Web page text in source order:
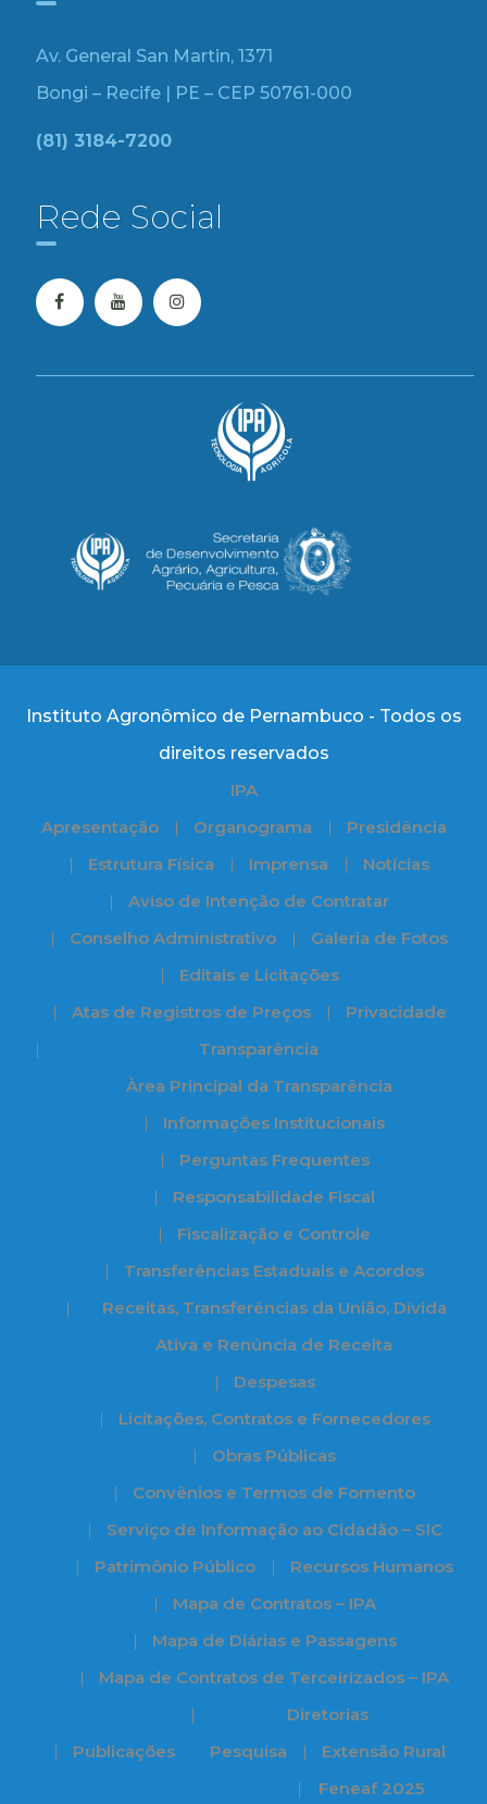
Av. General San Martin, 1371
Bongi – Recife | PE – CEP 50761-000
(81) 3184-7200
Rede Social
Instituto Agronômico de Pernambuco - Todos os
direitos reservados
IPA
Apresentação
Organograma
Presidência
Estrutura Física
Imprensa
Notícias
Aviso de Intenção de Contratar
Conselho Administrativo
Galeria de Fotos
Editais e Licitações
Atas de Registros de Preços
Privacidade
Transparência
Àrea Principal da Transparência
Informações Institucionais
Perguntas Frequentes
Responsabilidade Fiscal
Fiscalização e Controle
Transferências Estaduais e Acordos
Receitas, Transferências da União, Dívida
Ativa e Renúncia de Receita
Despesas
Licitações, Contratos e Fornecedores
Obras Públicas
Convênios e Termos de Fomento
Serviço de Informação ao Cidadão – SIC
Patrimônio Público
Recursos Humanos
Mapa de Contratos – IPA
Mapa de Diárias e Passagens
Mapa de Contratos de Terceirizados – IPA
Publicações
Diretorias
Pesquisa
Extensão Rural
Feneaf 2025